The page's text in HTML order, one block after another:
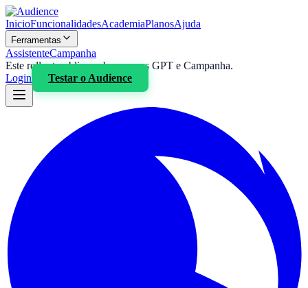
InicioFuncionalidadesAcademiaPlanosAjuda
Ferramentas
AssistenteCampanha
Este rollout publico cobre apenas GPT e Campanha.
Login
Testar o Audience